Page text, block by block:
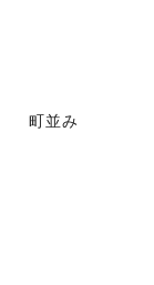
町並み